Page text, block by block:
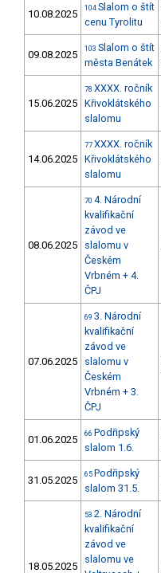
10.08.2025 104 Slalom o štít
cenu Tyrolitu
09.08.2025 103 Slalom o štít
města Benátek
15.06.2025
78 XXXX. ročník
Křivoklátského
slalomu
14.06.2025
77 XXXX. ročník
Křivoklátského
slalomu
08.06.2025
70 4. Národní
kvalifikační
závod ve
slalomu v
Českém
Vrbném + 4.
ČPJ
07.06.2025
69 3. Národní
kvalifikační
závod ve
slalomu v
Českém
Vrbném + 3.
ČPJ
01.06.2025 66 Podřipský
slalom 1.6.
31.05.2025 65 Podřipský
slalom 31.5.
18.05.2025
53 2. Národní
kvalifikační
závod ve
slalomu ve